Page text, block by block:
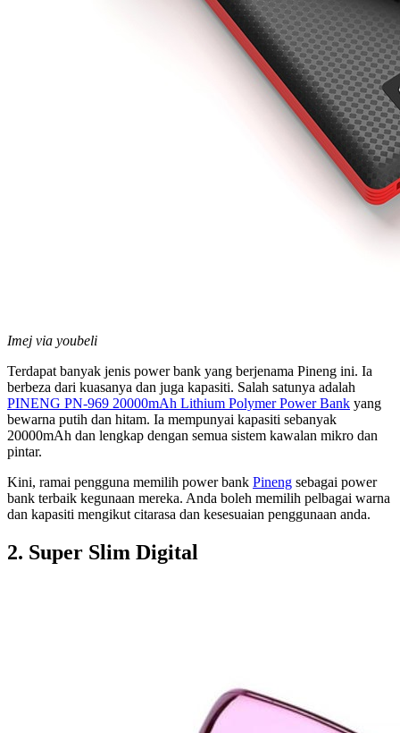
Imej via youbeli
Terdapat banyak jenis power bank yang berjenama Pineng ini. Ia
berbeza dari kuasanya dan juga kapasiti. Salah satunya adalah
PINENG PN-969 20000mAh Lithium Polymer Power Bank yang
bewarna putih dan hitam. Ia mempunyai kapasiti sebanyak
20000mAh dan lengkap dengan semua sistem kawalan mikro dan
pintar.
Kini, ramai pengguna memilih power bank Pineng sebagai power
bank terbaik kegunaan mereka. Anda boleh memilih pelbagai warna
dan kapasiti mengikut citarasa dan kesesuaian penggunaan anda.
2. Super Slim Digital